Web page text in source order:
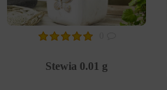
Stewia 0.01 g